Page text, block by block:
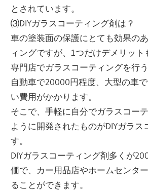
とされています。
⑶DIYガラスコーティング剤は？
車の塗装面の保護にとても効果の
ィングですが、1つだけデメリット
専門店でガラスコーティングを行
自動車で20000円程度、大型の車
い費用がかかります。
そこで、手軽に自分でガラスコー
ように開発されたものがDIYガラス
す。
DIYガラスコーティング剤多くが
価で、カー用品店やホームセンタ
ることができます。